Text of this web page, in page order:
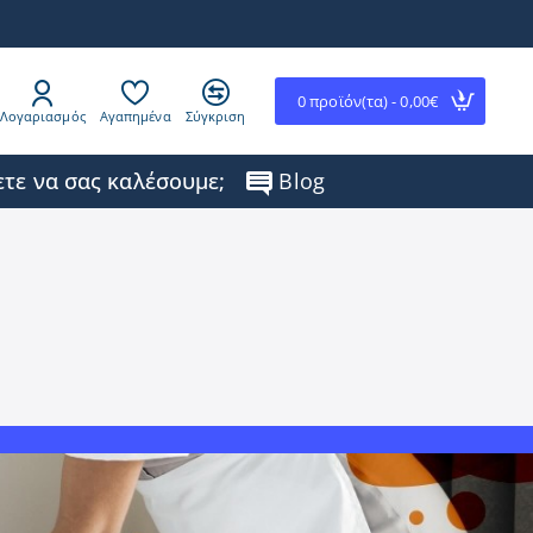
Λογαριασμός Αγαπημένα Σύγκριση
0 προϊόν(τα) - 0,00€
να σας καλέσουμε; Blog